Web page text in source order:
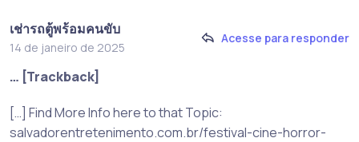
เช่ารถตู้พร้อมคนขับ
14 de janeiro de 2025
Acesse para responder
… [Trackback]
[…] Find More Info here to that Topic:
salvadorentretenimento.com.br/festival-cine-horror-